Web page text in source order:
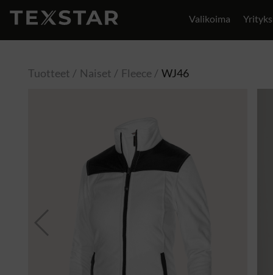
Valikoima
Tuotteet Naiset Fleece WJ46